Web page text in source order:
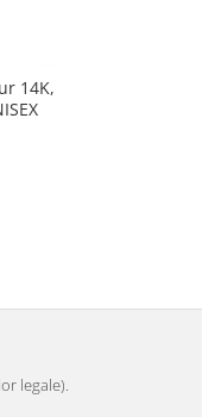
14K,
legale).